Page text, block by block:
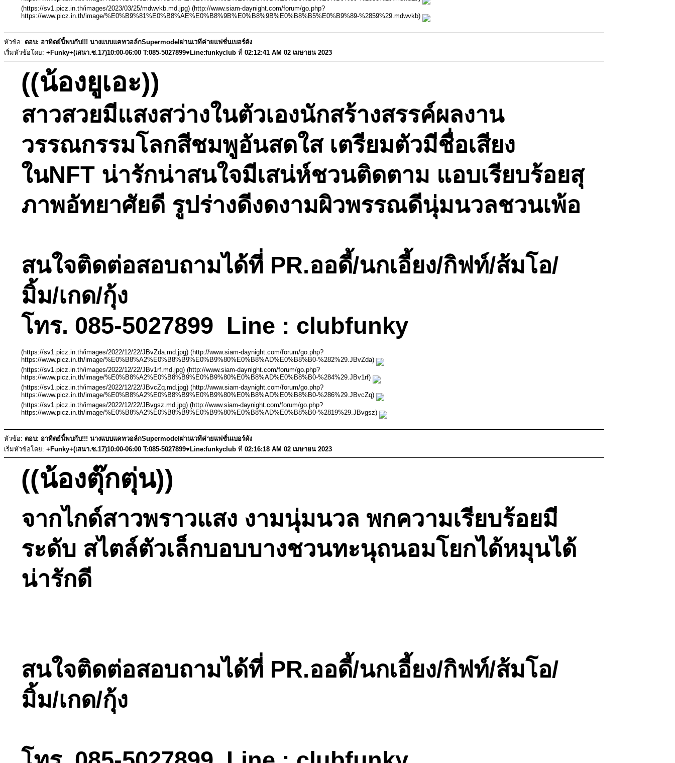
(https://sv1.picz.in.th/images/2023/03/25/mdwvkb.md.jpg) (http://www.siam-daynight.com/forum/go.php?
https://www.picz.in.th/image/%E0%B9%81%E0%B8%AE%E0%B8%9B%E0%B8%9B%E0%B8%B5%E0%B9%89-%2859%29.mdwvkb)
หัวข้อ: ตอบ: อาทิตย์นี้พบกับ!!! นางแบบแคทวอล์กSupermodelผ่านเวทีค่ายแฟชั่นเบอร์ดัง
เริ่มหัวข้อโดย: +Funky+(เสนา.ซ.17)10:00-06:00 T:085-5027899♥Line:funkyclub ที่ 02:12:41 AM 02 เมษายน 2023
((น้องยูเอะ))
สาวสวยมีแสงสว่างในตัวเองนักสร้างสรรค์ผลงาน
วรรณกรรมโลกสีชมพูอันสดใส เตรียมตัวมีชื่อเสียง
ในNFT น่ารักน่าสนใจมีเสน่ห์ชวนติดตาม แอบเรียบร้อยสุ
ภาพอัทยาศัยดี รูปร่างดีงดงามผิวพรรณดีนุ่มนวลชวนเพ้อ
สนใจติดต่อสอบถามได้ที่ PR.ออดี้/นกเอี้ยง/กิฟท์/ส้มโอ/
มิ้ม/เกด/กุ้ง
โทร. 085-5027899 Line : clubfunky
(https://sv1.picz.in.th/images/2022/12/22/JBvZda.md.jpg) (http://www.siam-daynight.com/forum/go.php?
https://www.picz.in.th/image/%E0%B8%A2%E0%B8%B9%E0%B9%80%E0%B8%AD%E0%B8%B0-%282%29.JBvZda)
(https://sv1.picz.in.th/images/2022/12/22/JBv1rf.md.jpg) (http://www.siam-daynight.com/forum/go.php?
https://www.picz.in.th/image/%E0%B8%A2%E0%B8%B9%E0%B9%80%E0%B8%AD%E0%B8%B0-%284%29.JBv1rf)
(https://sv1.picz.in.th/images/2022/12/22/JBvcZq.md.jpg) (http://www.siam-daynight.com/forum/go.php?
https://www.picz.in.th/image/%E0%B8%A2%E0%B8%B9%E0%B9%80%E0%B8%AD%E0%B8%B0-%286%29.JBvcZq)
(https://sv1.picz.in.th/images/2022/12/22/JBvgsz.md.jpg) (http://www.siam-daynight.com/forum/go.php?
https://www.picz.in.th/image/%E0%B8%A2%E0%B8%B9%E0%B9%80%E0%B8%AD%E0%B8%B0-%2819%29.JBvgsz)
หัวข้อ: ตอบ: อาทิตย์นี้พบกับ!!! นางแบบแคทวอล์กSupermodelผ่านเวทีค่ายแฟชั่นเบอร์ดัง
เริ่มหัวข้อโดย: +Funky+(เสนา.ซ.17)10:00-06:00 T:085-5027899♥Line:funkyclub ที่ 02:16:18 AM 02 เมษายน 2023
((น้องตุ๊กตุ่น))
จากไกด์สาวพราวแสง งามนุ่มนวล พกความเรียบร้อยมี
ระดับ สไตล์ตัวเล็กบอบบางชวนทะนุถนอมโยกได้หมุนได้
น่ารักดี
สนใจติดต่อสอบถามได้ที่ PR.ออดี้/นกเอี้ยง/กิฟท์/ส้มโอ/
มิ้ม/เกด/กุ้ง